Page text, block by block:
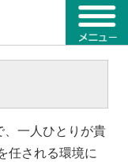
、一人ひとりが貴
任される環境に